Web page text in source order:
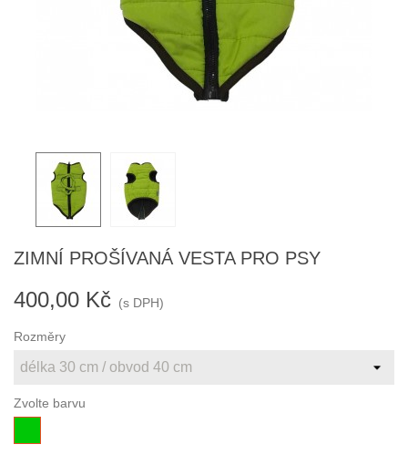
ZIMNÍ PROŠÍVANÁ VESTA PRO PSY
400,00 Kč (s DPH)
Rozměry
Zvolte barvu